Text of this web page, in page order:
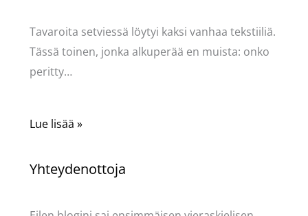
Tavaroita setviessä löytyi kaksi vanhaa tekstiiliä.
Tässä toinen, jonka alkuperää en muista: onko
peritty…
Lue lisää »
Yhteydenottoja